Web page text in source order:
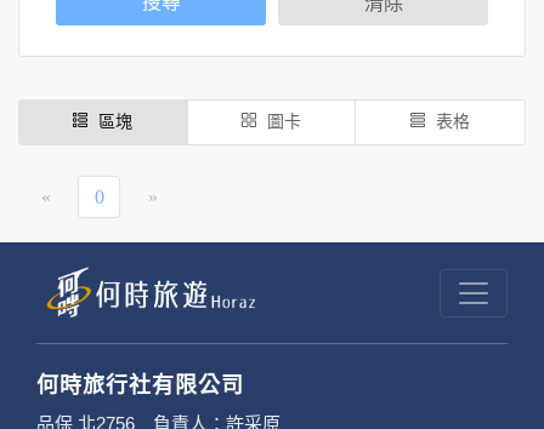
區塊 圖卡 表格
« 0 »
何時旅行社有限公司
品保 北2756 負責人：許采原